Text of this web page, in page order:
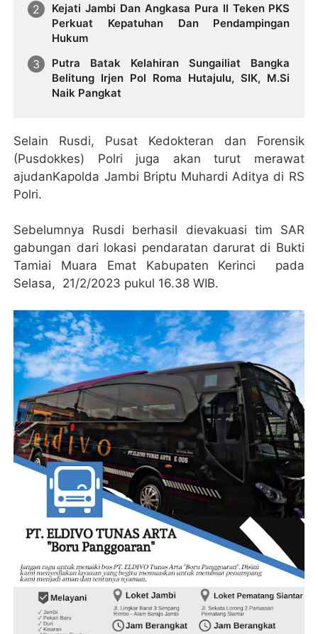
Kejati Jambi Dan Angkasa Pura II Teken PKS
Perkuat Kepatuhan Dan Pendampingan
Hukum
Putra Batak Kelahiran Sungailiat Bangka
Belitung Irjen Pol Roma Hutajulu, SIK, M.Si
Naik Pangkat
Selain Rusdi, Pusat Kedokteran dan Forensik
(Pusdokkes) Polri juga akan turut merawat
ajudanKapolda Jambi Briptu Muhardi Aditya di RS
Polri.
Sebelumnya Rusdi berhasil dievakuasi tim SAR
gabungan dari lokasi pendaratan darurat di Bukti
Tamiai Muara Emat Kabupaten Kerinci pada
Selasa, 21/2/2023 pukul 16.38 WIB.